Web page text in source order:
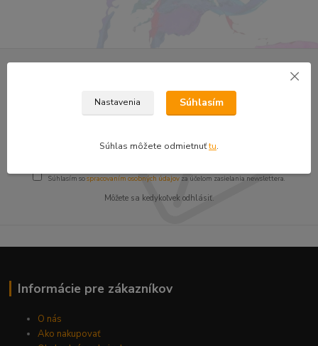
Nepremeškajte novinky, akcie a
zľavy!
Súhlasím sospracovaním osobných údajov za účelom zasielania newslettera.
Môžete sa kedykoľvek odhlásiť.
Informácie pre zákazníkov
O nás
Ako nakupovať
Nastavenia Súhlasím
Súhlas môžete odmietnuťtu.